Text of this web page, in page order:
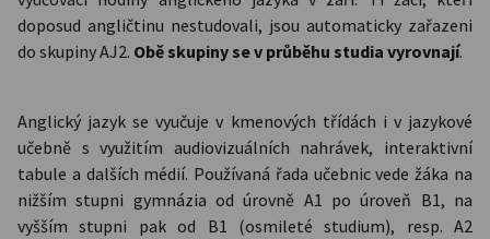
doposud angličtinu nestudovali, jsou automaticky zařazeni
do skupiny AJ2. Obě skupiny se v průběhu studia vyrovnají.
Anglický jazyk se vyučuje v kmenových třídách i v jazykové
učebně s využitím audiovizuálních nahrávek, interaktivní
tabule a dalších médií. Používaná řada učebnic vede žáka na
nižším stupni gymnázia od úrovně A1 po úroveň B1, na
vyšším stupni pak od B1 (osmileté studium), resp. A2